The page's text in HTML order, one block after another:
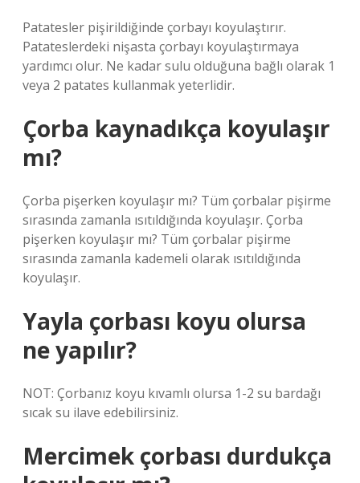
Patatesler pişirildiğinde çorbayı koyulaştırır.
Patateslerdeki nişasta çorbayı koyulaştırmaya
yardımcı olur. Ne kadar sulu olduğuna bağlı olarak 1
veya 2 patates kullanmak yeterlidir.
Çorba kaynadıkça koyulaşır
mı?
Çorba pişerken koyulaşır mı? Tüm çorbalar pişirme
sırasında zamanla ısıtıldığında koyulaşır. Çorba
pişerken koyulaşır mı? Tüm çorbalar pişirme
sırasında zamanla kademeli olarak ısıtıldığında
koyulaşır.
Yayla çorbası koyu olursa
ne yapılır?
NOT: Çorbanız koyu kıvamlı olursa 1-2 su bardağı
sıcak su ilave edebilirsiniz.
Mercimek çorbası durdukça